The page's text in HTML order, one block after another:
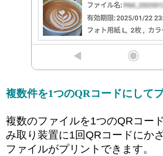
複数件を1つのQRコードにして
複数のファイルを1つのQRコー
み取り装置に1回QRコードにか
ファイルがプリントできます。